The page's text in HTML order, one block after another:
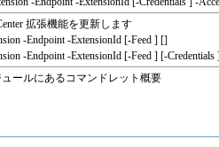
拡張機能を更新します
-Endpoint-ExtensionId [-Feed ] []
-Endpoint-ExtensionId [-Feed ] [-Credentials
ュールにあるコマンドレット概要